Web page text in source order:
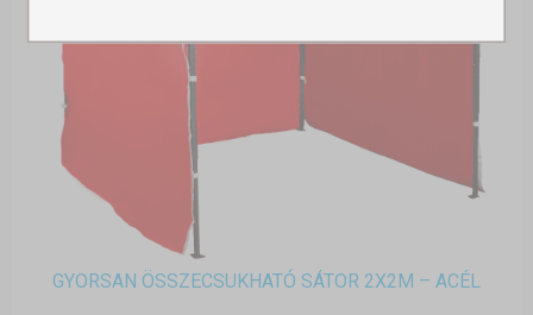
GYORSAN ÖSSZECSUKHATÓ SÁTOR 2X2M – ACÉL